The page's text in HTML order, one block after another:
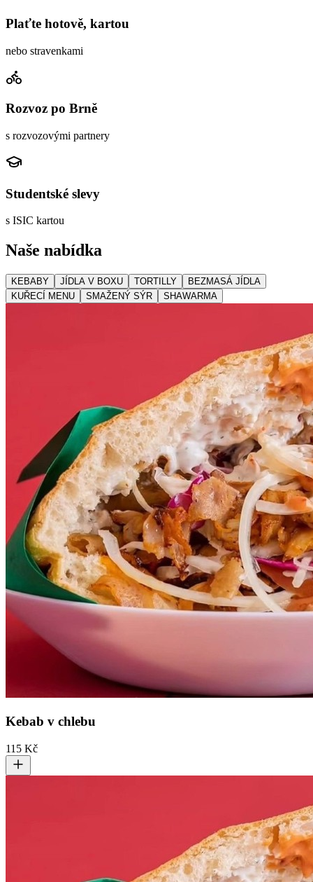
Plaťte hotově, kartou
nebo stravenkami
Rozvoz po Brně
s rozvozovými partnery
Studentské slevy
s ISIC kartou
Naše nabídka
KEBABY JÍDLA V BOXU TORTILLY
BEZMASÁ JÍDLA
KUŘECÍ MENU
SMAŽENÝ SÝR SHAWARMA
Kebab v chlebu
115 Kč